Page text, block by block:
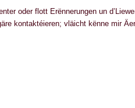
oder flott Erënnerungen un
kontaktéieren; vläicht kënne mir